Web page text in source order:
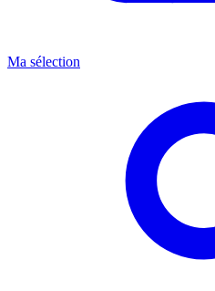
Ma sélection